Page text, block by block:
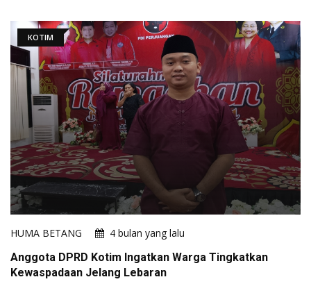
KOTIM
HUMA BETANG
4 bulan yang lalu
Anggota DPRD Kotim Ingatkan Warga Tingkatkan
Kewaspadaan Jelang Lebaran